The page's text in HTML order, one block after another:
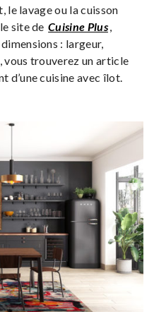
le lavage ou la cuisson
site de Cuisine Plus
: largeur,
vous trouverez un article
d’une cuisine avec îlot.